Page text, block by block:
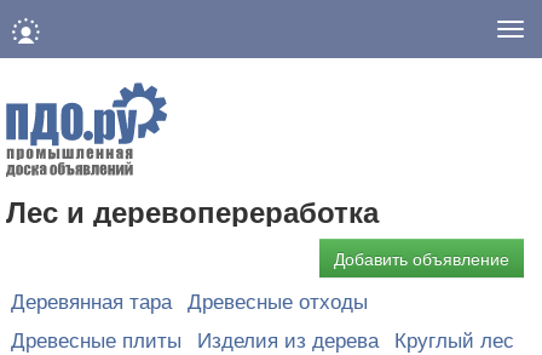
Лес и деревопереработка
Добавить объявление
Деревянная тара Древесные отходы
Древесные плиты Изделия из дерева Круглый лес